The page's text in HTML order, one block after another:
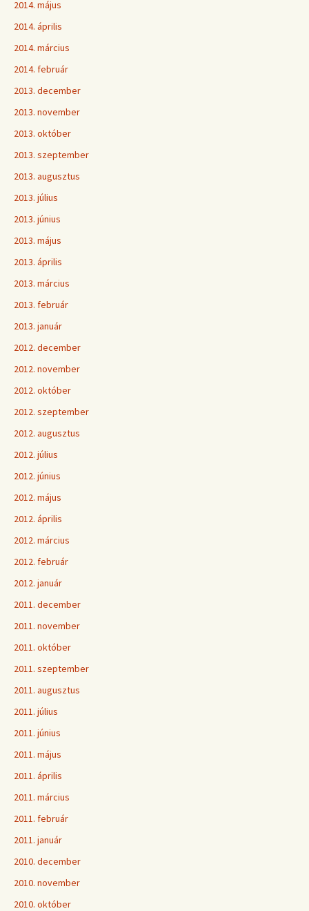
2014. május
2014. április
2014. március
2014. február
2013. december
2013. november
2013. október
2013. szeptember
2013. augusztus
2013. július
2013. június
2013. május
2013. április
2013. március
2013. február
2013. január
2012. december
2012. november
2012. október
2012. szeptember
2012. augusztus
2012. július
2012. június
2012. május
2012. április
2012. március
2012. február
2012. január
2011. december
2011. november
2011. október
2011. szeptember
2011. augusztus
2011. július
2011. június
2011. május
2011. április
2011. március
2011. február
2011. január
2010. december
2010. november
2010. október